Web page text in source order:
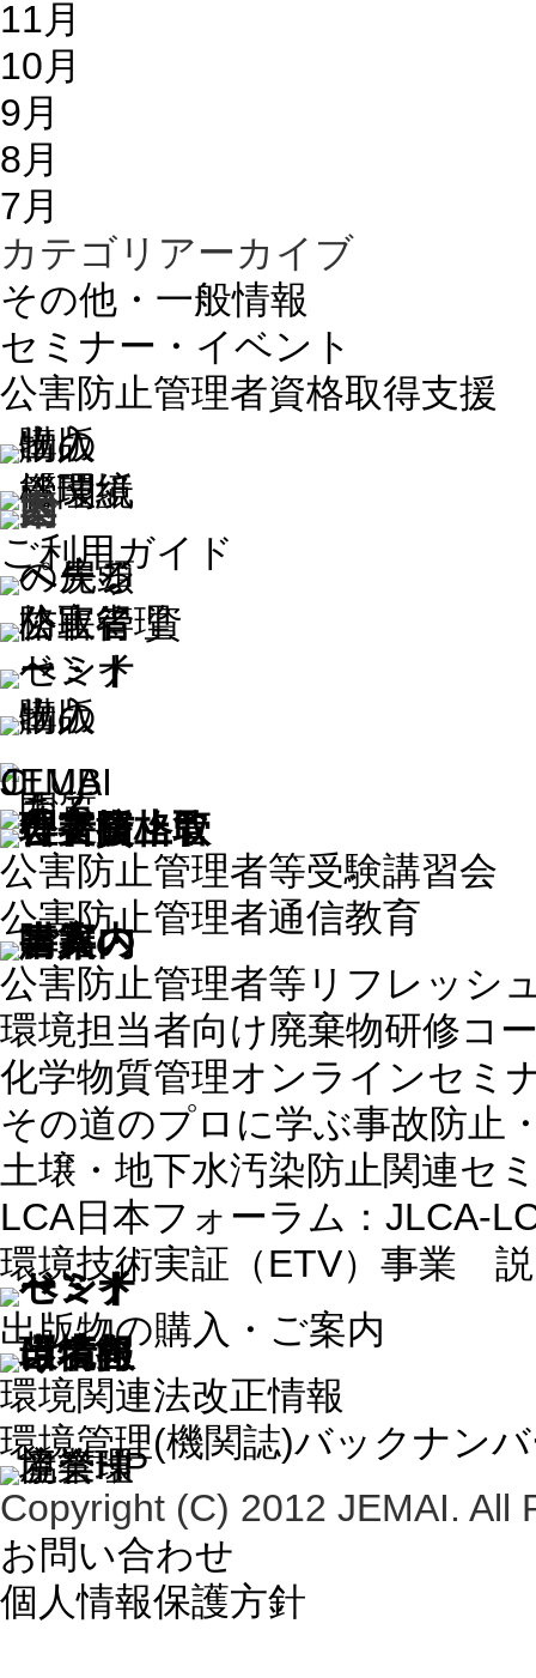
11月
10月
9月
8月
7月
カテゴリアーカイブ
その他・一般情報
セミナー・イベント
公害防止管理者資格取得支援
ご利用ガイド
公害防止管理者等受験講習会
公害防止管理者通信教育
公害防止管理者等リフレッシ
環境担当者向け廃棄物研修コ
化学物質管理オンラインセミ
その道のプロに学ぶ事故防止
土壌・地下水汚染防止関連セ
LCA日本フォーラム：JLCA-
環境技術実証（ETV）事業
出版物の購入・ご案内
環境関連法改正情報
環境管理(機関誌)バックナン
Copyright (C) 2012 JEMAI. All
お問い合わせ
個人情報保護方針